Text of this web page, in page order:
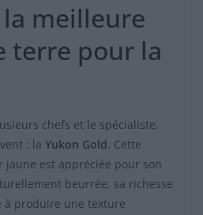
meilleure
terre pour la
chefs et le spécialiste,
: la Yukon Gold. Cette
jaune est appréciée pour son
beurrée, sa richesse
à produire une texture